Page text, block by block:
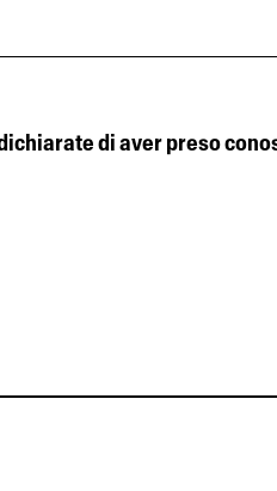
di aver preso